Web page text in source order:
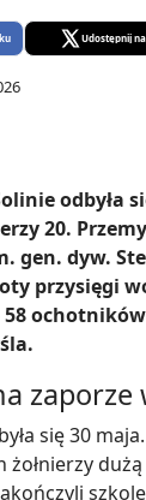
Udostępnij
odbyła
20.
gen. dyw.
przysięgi
58
zaporze
się 30
żołnierzy